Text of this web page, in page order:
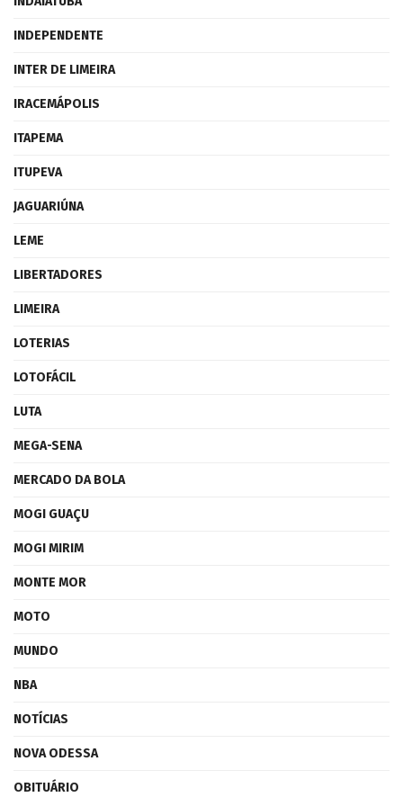
INDEPENDENTE
INTER DE LIMEIRA
IRACEMÁPOLIS
ITAPEMA
ITUPEVA
JAGUARIÚNA
LEME
LIBERTADORES
LIMEIRA
LOTERIAS
LOTOFÁCIL
LUTA
MEGA-SENA
MERCADO DA BOLA
MOGI GUAÇU
MOGI MIRIM
MONTE MOR
MOTO
MUNDO
NBA
NOTÍCIAS
NOVA ODESSA
OBITUÁRIO